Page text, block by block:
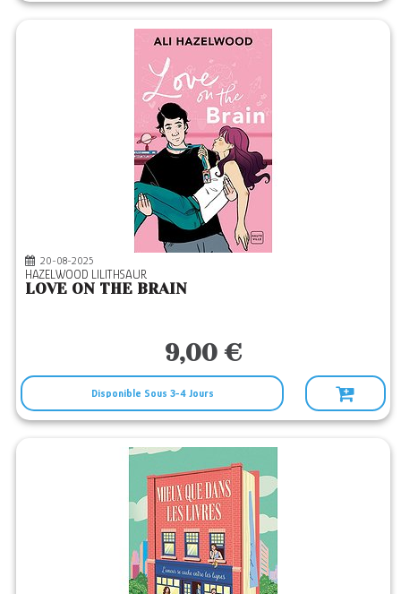
20-08-2025
HAZELWOOD LILITHSAUR
LOVE ON THE BRAIN
9,00 €
Disponible Sous 3-4 Jours